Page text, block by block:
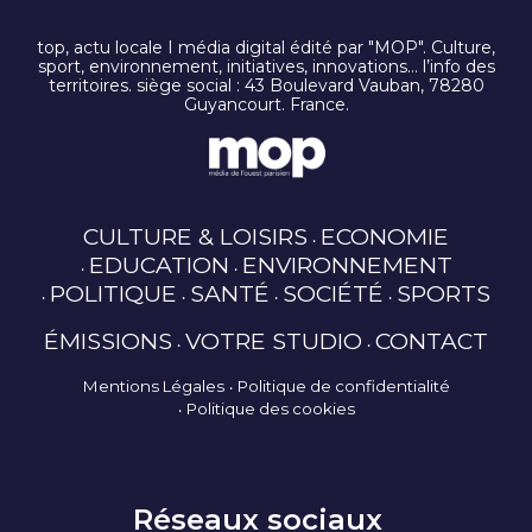
top, actu locale I média digital édité par "MOP". Culture,
sport, environnement, initiatives, innovations… l’info des
territoires. siège social : 43 Boulevard Vauban, 78280
Guyancourt. France.
CULTURE & LOISIRS ECONOMIE
EDUCATION ENVIRONNEMENT
POLITIQUE SANTÉ SOCIÉTÉ SPORTS
ÉMISSIONS VOTRE STUDIO CONTACT
Mentions Légales
Politique de confidentialité
Politique des cookies
Réseaux sociaux